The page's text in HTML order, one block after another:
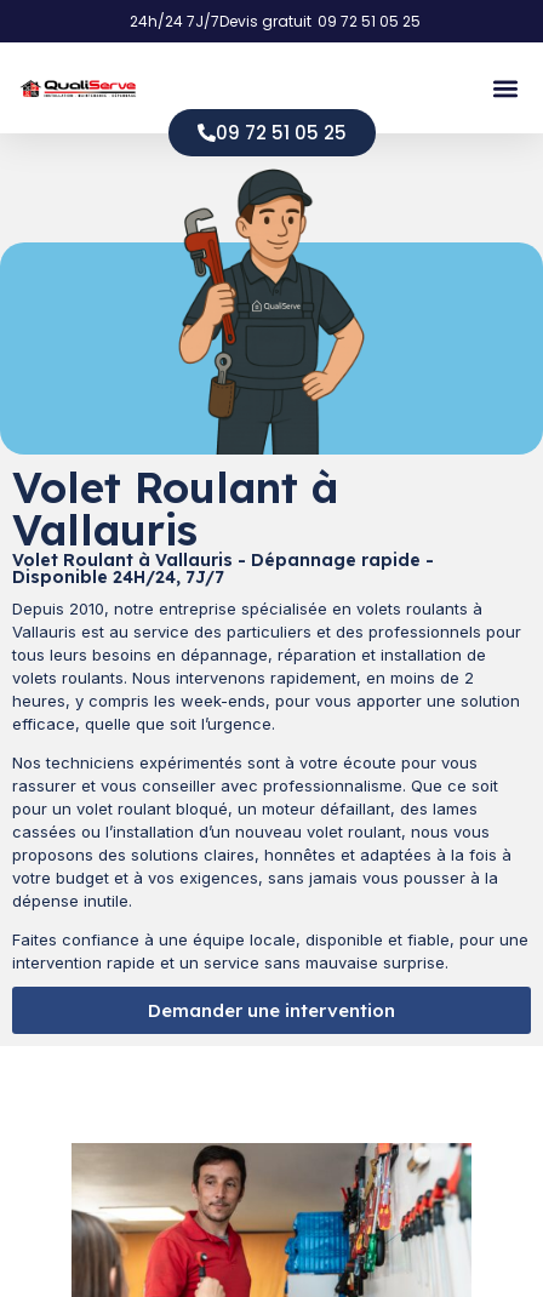
24h/24 7J/7Devis gratuit 09 72 51 05 25
09 72 51 05 25
Volet Roulant à
Vallauris
Volet Roulant à Vallauris - Dépannage rapide -
Disponible 24H/24, 7J/7
Depuis 2010, notre entreprise spécialisée en volets roulants à
Vallauris est au service des particuliers et des professionnels pour
tous leurs besoins en dépannage, réparation et installation de
volets roulants. Nous intervenons rapidement, en moins de 2
heures, y compris les week-ends, pour vous apporter une solution
efficace, quelle que soit l’urgence.
Nos techniciens expérimentés sont à votre écoute pour vous
rassurer et vous conseiller avec professionnalisme. Que ce soit
pour un volet roulant bloqué, un moteur défaillant, des lames
cassées ou l’installation d’un nouveau volet roulant, nous vous
proposons des solutions claires, honnêtes et adaptées à la fois à
votre budget et à vos exigences, sans jamais vous pousser à la
dépense inutile.
Faites confiance à une équipe locale, disponible et fiable, pour une
intervention rapide et un service sans mauvaise surprise.
Demander une intervention